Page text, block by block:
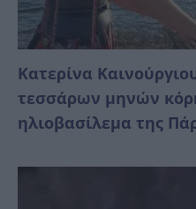
Κατερίνα
τεσσάρων μηνών
ηλιοβασίλεμα της